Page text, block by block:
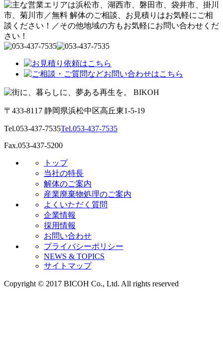
〒433-8117 静岡県浜松中区高丘東1-5-19
Tel.053-437-7535Tel.053-437-7535
Fax.053-437-5200
トップ
当社の特長
解体のご案内
産業廃棄物処理のご案内
よくいただく質問
企業情報
採用情報
お問い合わせ
プライバシーポリシー
NEWS & TOPICS
サイトマップ
Copyright © 2017 BICOH Co., Ltd. All rights reserved